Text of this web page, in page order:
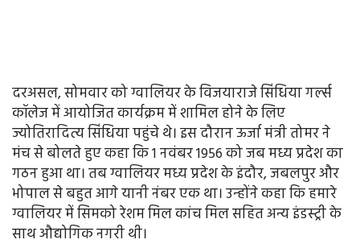
दरअसल, सोमवार को ग्वालियर के विजयाराजे सिंधिया गर्ल्स
कॉलेज में आयोजित कार्यक्रम में शामिल होने के लिए
ज्योतिरादित्य सिंधिया पहुंचे थे। इस दौरान ऊर्जा मंत्री तोमर ने
मंच से बोलते हुए कहा कि 1 नवंबर 1956 को जब मध्य प्रदेश का
गठन हुआ था। तब ग्वालियर मध्य प्रदेश के इंदौर, जबलपुर और
भोपाल से बहुत आगे यानी नंबर एक था। उन्होंने कहा कि हमारे
ग्वालियर में सिमको रेशम मिल कांच मिल सहित अन्य इंडस्ट्री के
साथ औद्योगिक नगरी थी।